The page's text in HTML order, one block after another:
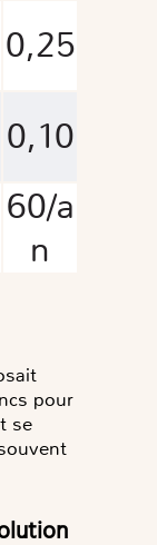
0,25
0,10
60/a
n
pour
se